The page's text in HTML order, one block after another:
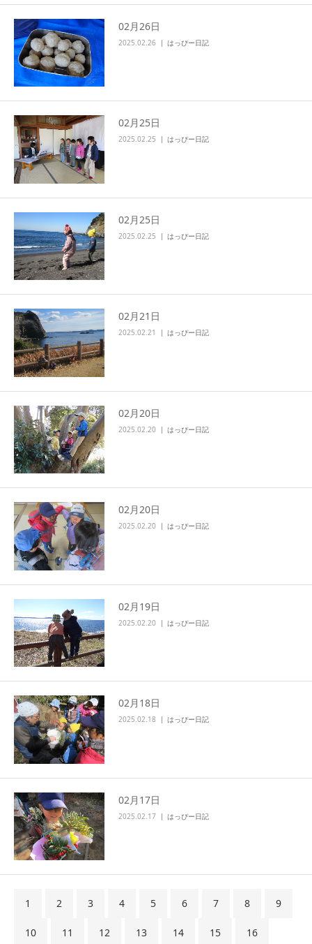
02月26日
2025.02.26 はっぴー日記
02月25日
2025.02.25 はっぴー日記
02月25日
2025.02.25 はっぴー日記
02月21日
2025.02.21 はっぴー日記
02月20日
2025.02.20 はっぴー日記
02月20日
2025.02.20 はっぴー日記
02月19日
2025.02.20 はっぴー日記
02月18日
2025.02.18 はっぴー日記
02月17日
2025.02.17 はっぴー日記
1 2 3 4 5 6 7 8 9
10 11 12 13 14 15 16